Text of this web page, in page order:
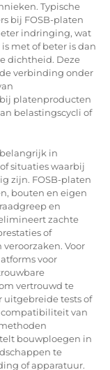
Typische
bij FOSB-platen
indringing, wat
met of beter is dan
dichtheid. Deze
verbinding onder
platenproducten
belastingscycli of
in
situaties waarbij
zijn. FOSB-platen
bouten en eigen
en
zachte
of
Voor
voor
vertrouwd te
tests of
van
bouwploegen in
te
of apparatuur.